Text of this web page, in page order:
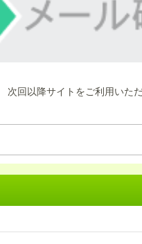
次回以降サイトをご利用いた